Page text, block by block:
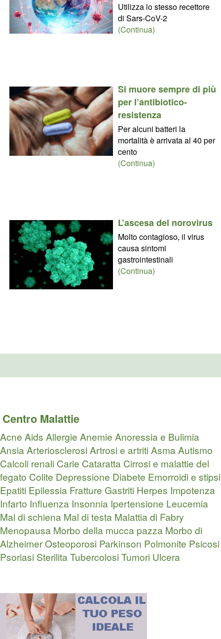
Utilizza lo stesso recettore
di Sars-CoV-2
(Continua)
Si muore sempre di più
per l’antibiotico-
resistenza
Per alcuni batteri la
mortalità è arrivata al 40 per
cento
(Continua)
L’ascesa del norovirus
Molto contagioso, il virus
causa sintomi
gastrointestinali
(Continua)
Centro Malattie
Acne Aids Allergie Anemie Anoressia e Bulimia
AnsiaArteriosclerosiArtrosi e artritiAsmaAutismo
Calcoli renali Carie Cataratta Cirrosi e malattie del
fegato Colite Depressione Diabete Emorroidi e stipsi
Epatiti Epilessia Fratture Gastriti Herpes Impotenza
Infarto Influenza Insonnia Ipertensione Leucemia
Mal di schiena Mal di testa Malattia di Fabry
Menopausa Morbo della mucca pazza Morbo di
AlzheimerOsteoporosi Parkinson Polmonite Psicosi
Psoriasi SterilitaTubercolosiTumori Ulcera